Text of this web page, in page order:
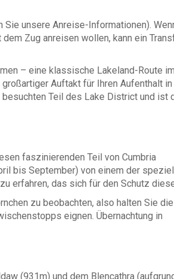
unsere Anreise-Informationen).
Zug anreisen wollen, kann ein
– eine klassische Lakeland-Route im
Auftakt für Ihren Aufenthalt in
Teil des Lake District und ist
faszinierenden Teil von Cumbria
bis September) von einem der
zu erfahren, das sich für den Schutz
zu beobachten, also halten Sie die
eignen. Übernachtung in
(931m) und dem Blencathra